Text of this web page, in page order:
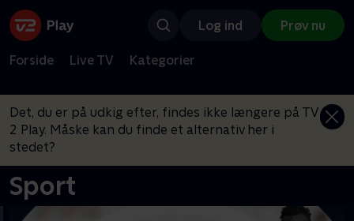
Log ind Prøv nu
Forside Live TV Kategorier
Det, du er på udkig efter, findes ikke længere på TV
2 Play. Måske kan du finde et alternativ her i
stedet?
Sport